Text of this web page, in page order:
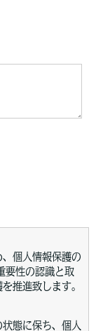
個人情報保護の
要性の認識と取
推進致します。
態に保ち、個人